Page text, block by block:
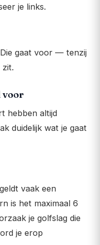
je links.
gaat voor — tenzij
zit.
voor
hebben altijd
duidelijk wat je gaat
vaak een
is het maximaal 6
je golfslag die
je erop